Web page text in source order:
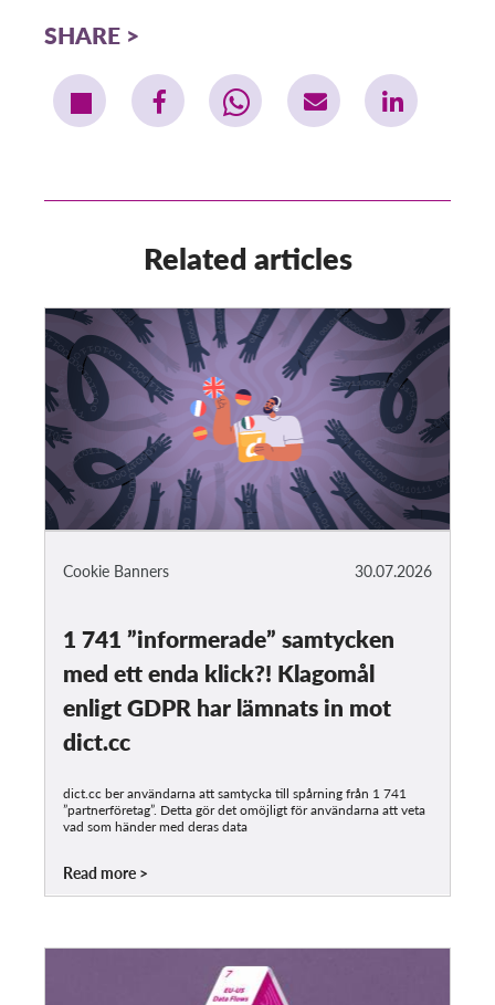
SHARE
Related articles
30.07.2026
Cookie Banners
1 741 ”informerade” samtycken
med ett enda klick?! Klagomål
enligt GDPR har lämnats in mot
dict.cc
dict.cc ber användarna att samtycka till spårning från 1 741
”partnerföretag”. Detta gör det omöjligt för användarna att veta
vad som händer med deras data
Read more